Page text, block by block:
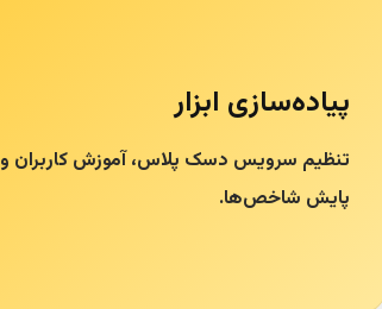
پیاده‌سازی ابزار
تنظیم سرویس دسک پلاس، آموزش کاربران و
پایش شاخص‌ها.